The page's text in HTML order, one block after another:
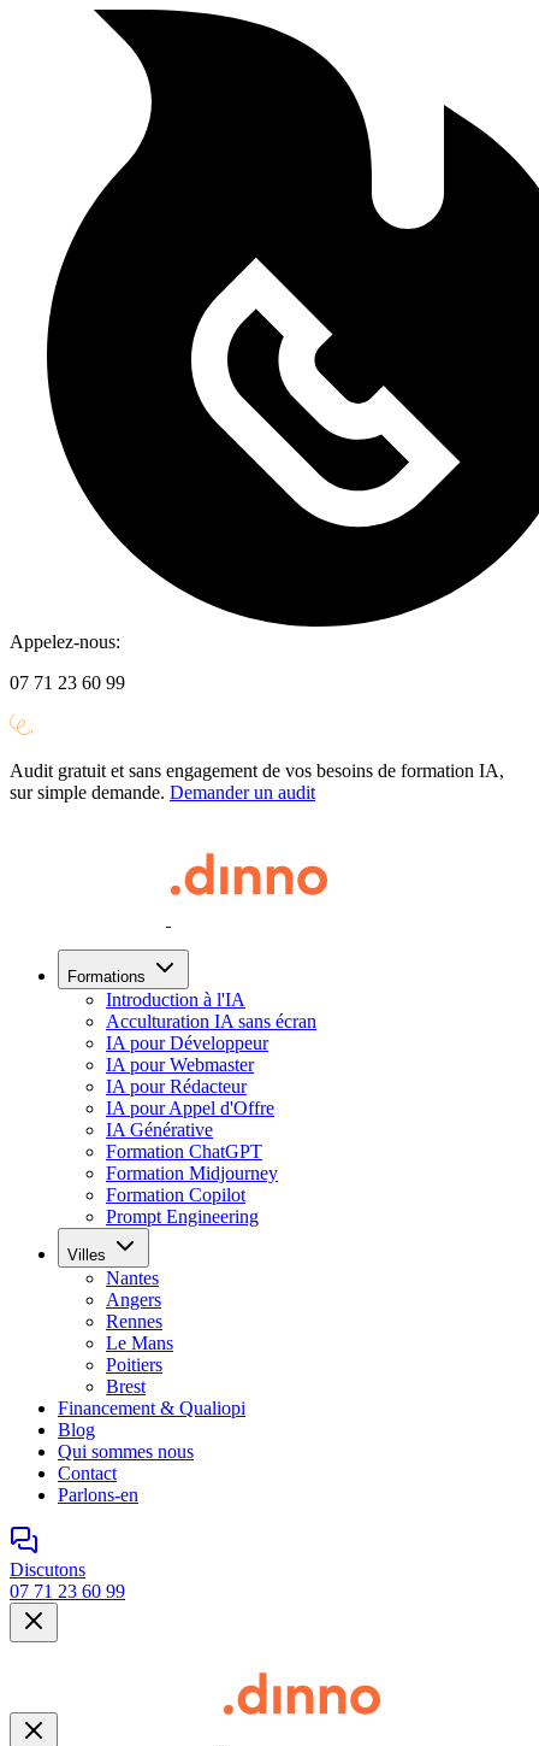
Appelez-nous:
07 71 23 60 99
Audit gratuit et sans engagement de vos besoins de formation IA,
sur simple demande. Demander un audit
Formations
Introduction à l'IA
Acculturation IA sans écran
IA pour Développeur
IA pour Webmaster
IA pour Rédacteur
IA pour Appel d'Offre
IA Générative
Formation ChatGPT
Formation Midjourney
Formation Copilot
Prompt Engineering
Villes
Nantes
Angers
Rennes
Le Mans
Poitiers
Brest
Financement & Qualiopi
Blog
Qui sommes nous
Contact
Parlons-en
Discutons
07 71 23 60 99